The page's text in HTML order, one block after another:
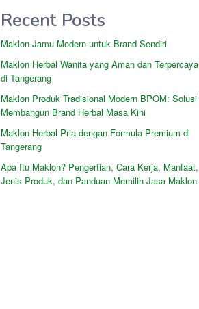
Recent Posts
Maklon Jamu Modern untuk Brand Sendiri
Maklon Herbal Wanita yang Aman dan Terpercaya
di Tangerang
Maklon Produk Tradisional Modern BPOM: Solusi
Membangun Brand Herbal Masa Kini
Maklon Herbal Pria dengan Formula Premium di
Tangerang
Apa Itu Maklon? Pengertian, Cara Kerja, Manfaat,
Jenis Produk, dan Panduan Memilih Jasa Maklon